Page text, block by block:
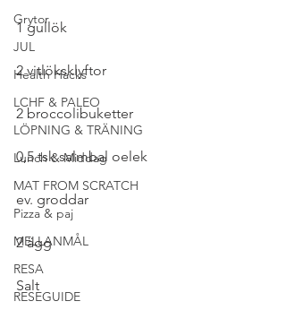
Grytor
JUL
Health Hacks
LCHF & PALEO
LÖPNING & TRÄNING
Lunch & Middag
MAT FROM SCRATCH
Pizza & paj
MELLANMÅL
RESA
RESEGUIDE
1 gullök
2 vitlöksklyftor
2 broccolibuketter
0,5 tsk salmbal oelek
ev. groddar
2 ägg
Salt